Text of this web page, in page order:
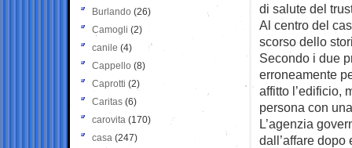
di salute del
Al centro del
scorso dello
Secondo i due
erroneamente
affitto l’edificio,
persona con
L’agenzia
dall’affare dopo
Burlando (26)
Camogli (2)
canile (4)
Cappello (8)
Caprotti (2)
Caritas (6)
carovita (170)
casa (247)